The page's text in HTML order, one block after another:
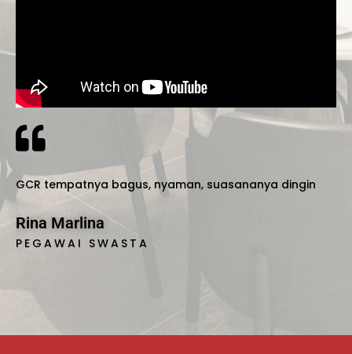
GCR tempatnya bagus, nyaman, suasananya dingin
Rina Marlina
PEGAWAI SWASTA